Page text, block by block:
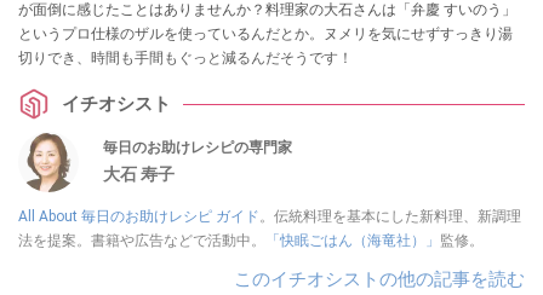
が面倒に感じたことはありませんか？料理家の大石さんは「弁慶 すいのう」
というプロ仕様のザルを使っているんだとか。ヌメリを気にせずすっきり湯
切りでき、時間も手間もぐっと減るんだそうです！
イチオシスト
毎日のお助けレシピの専門家
大石 寿子
All About 毎日のお助けレシピ ガイド。伝統料理を基本にした新料理、新調理
法を提案。書籍や広告などで活動中。
「快眠ごはん（海竜社）」 監修。
このイチオシストの他の記事を読む